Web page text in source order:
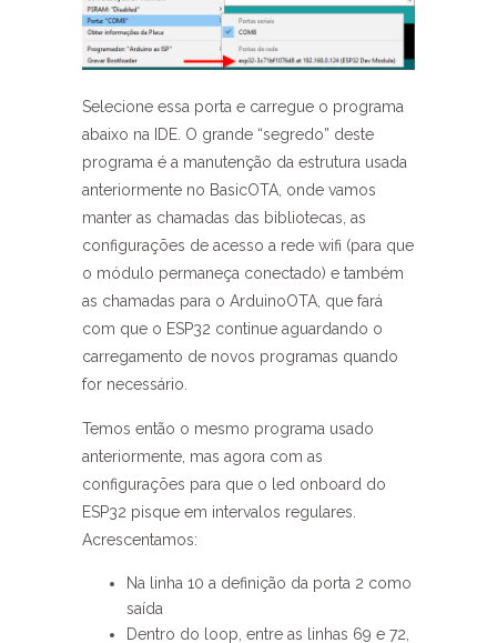
Selecione essa porta e carregue o programa
abaixo na IDE. O grande “segredo” deste
programa é a manutenção da estrutura usada
anteriormente no BasicOTA, onde vamos
manter as chamadas das bibliotecas, as
configurações de acesso a rede wifi (para que
o módulo permaneça conectado) e também
as chamadas para o ArduinoOTA, que fará
com que o ESP32 continue aguardando o
carregamento de novos programas quando
for necessário.
Temos então o mesmo programa usado
anteriormente, mas agora com as
configurações para que o led onboard do
ESP32 pisque em intervalos regulares.
Acrescentamos:
Na linha 10 a definição da porta 2 como
saída
Dentro do loop, entre as linhas 69 e 72,